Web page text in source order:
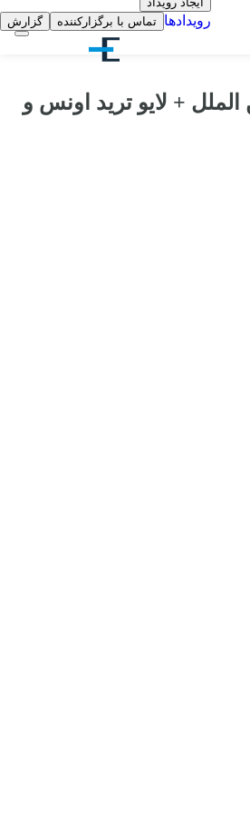
رویدادها تماس با برگزارکننده گزارش
+ لایو ترید اونس و